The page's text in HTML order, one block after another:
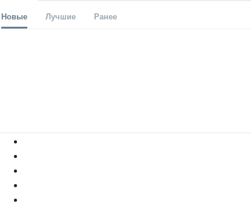
Новые Лучшие Ранее